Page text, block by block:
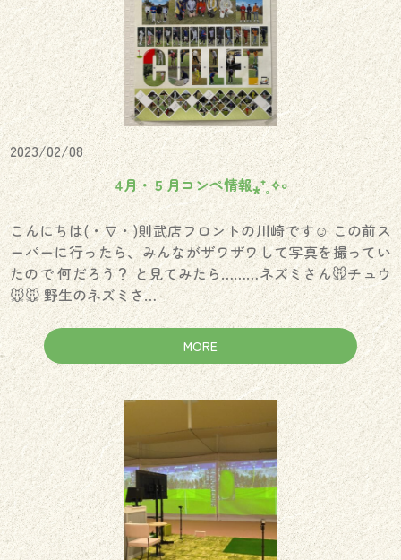
2023/02/08
4月・５月コンペ情報⁎⁺˳✧༚
こんにちは(・∇・)則武店フロントの川崎です☺︎ この前ス
ーパーに行ったら、みんながザワザワして写真を撮ってい
たので 何だろう？ と見てみたら………ネズミさん🐭チュウ
🐭🐭 野生のネズミさ…
MORE